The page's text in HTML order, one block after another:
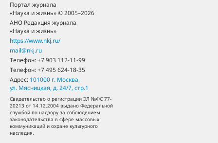
Портал журнала
«Наука и жизнь» © 2005–2026
АНО Редакция журнала
«Наука и жизнь»
https://www.nkj.ru/
mail@nkj.ru
Телефон:+7 903 112-11-99
Телефон:+7 495 624-18-35
Адрес: 101000 г. Москва,
ул. Мясницкая, д. 24/7, стр.1
Свидетельство о регистрации ЭЛ №ФС 77-
20213 от 14.12.2004 выдано Федеральной
службой по надзору за соблюдением
законодательства в сфере массовых
коммуникаций и охране культурного
наследия.